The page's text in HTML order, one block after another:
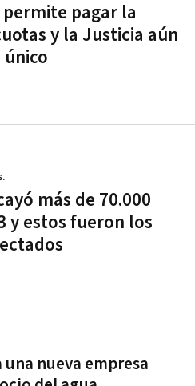
pagar la
y la Justicia aún
más de 70.000
y estos fueron los
una nueva empresa